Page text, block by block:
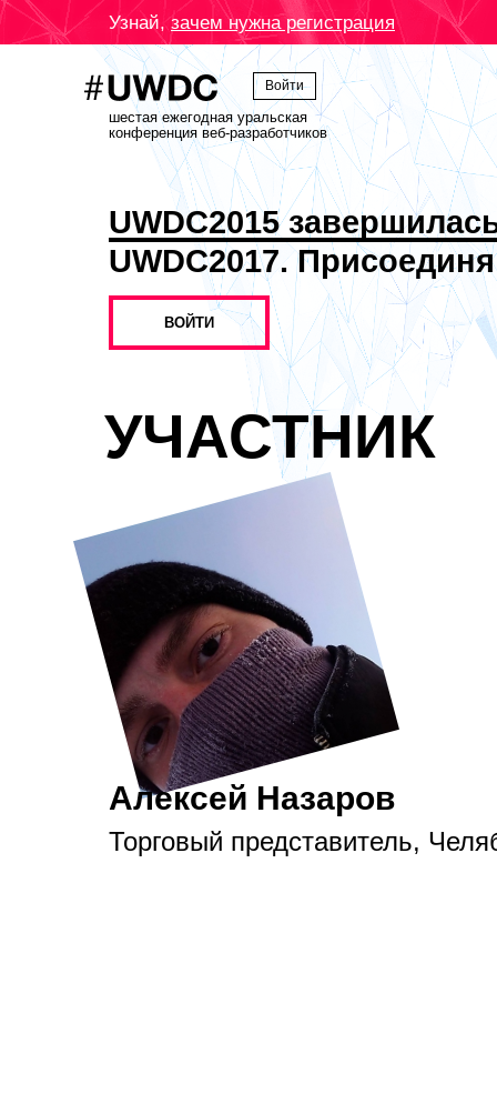
Узнай,зачем нужна регистрация
Войти
шестая ежегодная уральская
конференция веб-разработчиков
UWDC2015
UWDC2017.
ВОЙТИ
УЧАСТНИК
Алексей Назаров
Торговый представитель,